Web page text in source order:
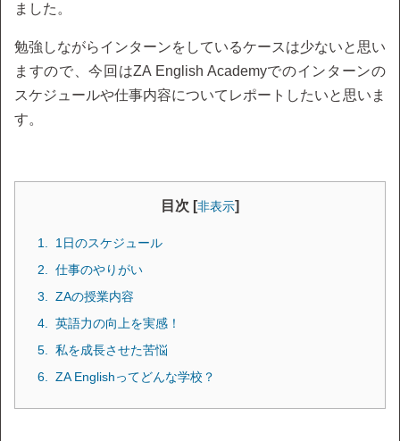
ました。
勉強しながらインターンをしているケースは少ないと思い
ますので、今回はZA English Academyでのインターンの
スケジュールや仕事内容についてレポートしたいと思いま
す。
目次 [非表示]
1日のスケジュール
仕事のやりがい
ZAの授業内容
英語力の向上を実感！
私を成長させた苦悩
ZA Englishってどんな学校？